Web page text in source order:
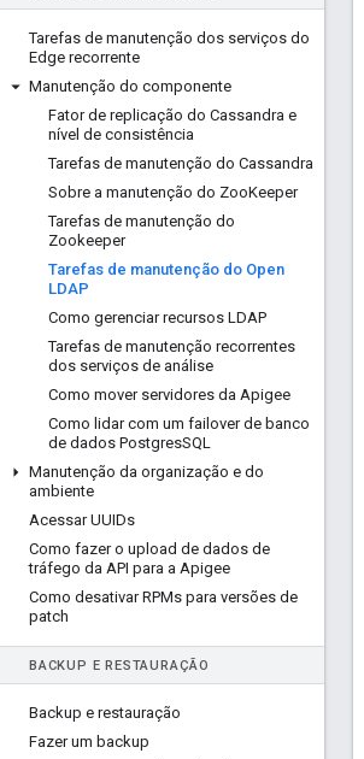
Tarefas de manutenção dos serviços do
Edge recorrente
Manutenção do componente
Fator de replicação do Cassandra e
nível de consistência
Tarefas de manutenção do Cassandra
Sobre a manutenção do ZooKeeper
Tarefas de manutenção do
Zookeeper
Tarefas de manutenção do Open
LDAP
Como gerenciar recursos LDAP
Tarefas de manutenção recorrentes
dos serviços de análise
Como mover servidores da Apigee
Como lidar com um failover de banco
de dados PostgresSQL
Manutenção da organização e do
ambiente
Acessar UUIDs
Como fazer o upload de dados de
tráfego da API para a Apigee
Como desativar RPMs para versões de
patch
BACKUP E RESTAURAÇÃO
Backup e restauração
Fazer um backup